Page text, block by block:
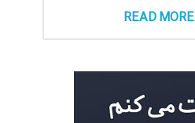
READ MORE